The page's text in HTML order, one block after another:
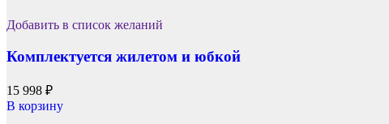
Добавить в список желаний
Комплектуется жилетом и юбкой
15 998 ₽
В корзину